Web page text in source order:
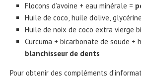
Flocons d’avoine + eau minérale =
Huile de coco, huile d’olive,
Huile de noix de coco extra vierge
Curcuma + bicarbonate de soude +
blanchisseur de dents
Pour obtenir des compléments